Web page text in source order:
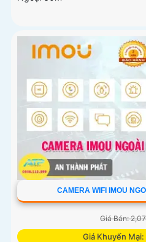
CAMERA WIFI IMOU
Giá Bán:
Giá Khuyến